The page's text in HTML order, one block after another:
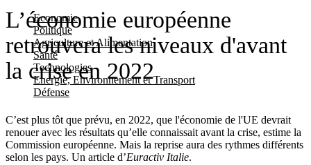
Economie
Politique
Agriculture et Alimentation
Santé
Technologies
Energie, Environnement et Transport
Défense
L’économie européenne
retrouvera les niveaux d'avant
la crise en 2022
C’est plus tôt que prévu, en 2022, que l'économie de l'UE devrait
renouer avec les résultats qu’elle connaissait avant la crise, estime la
Commission européenne. Mais la reprise aura des rythmes différents
selon les pays. Un article d’Euractiv Italie.